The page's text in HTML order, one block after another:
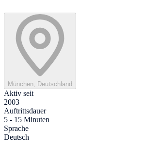
München, Deutschland
Aktiv seit
2003
Auftrittsdauer
5 - 15 Minuten
Sprache
Deutsch